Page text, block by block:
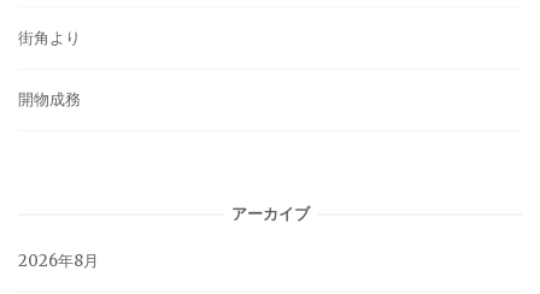
街角より
開物成務
アーカイブ
2026年8月